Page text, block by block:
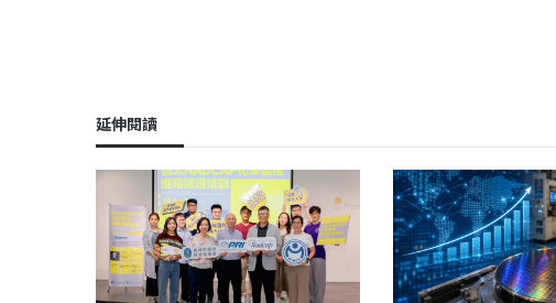
延伸閱讀